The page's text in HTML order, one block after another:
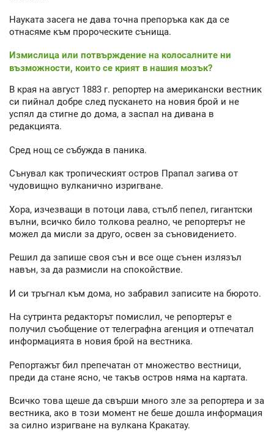
Науката засега не дава точна препоръка как да се
отнасяме към пророческите сънища.
Измислица или потвърждение на колосалните ни
възможности, които се крият в нашия мозък?
В края на август 1883 г. репортер на американски вестник
си пийнал добре след пускането на новия брой и не
успял да стигне до дома, а заспал на дивана в
редакцията.
Сред нощ се събужда в паника.
Сънувал как тропическият остров Прапал загива от
чудовищно вулканично изригване.
Хора, изчезващи в потоци лава, стълб пепел, гигантски
вълни, всичко било толкова реално, че репортерът не
можел да мисли за друго, освен за съновидението.
Решил да запише своя сън и все още сънен излязъл
навън, за да размисли на спокойствие.
И си тръгнал към дома, но забравил записите на бюрото.
На сутринта редакторът помислил, че репортерът е
получил съобщение от телеграфна агенция и отпечатал
информацията в новия брой на вестника.
Репортажът бил препечатан от множество вестници,
преди да стане ясно, че такъв остров няма на картата.
Всичко това щеше да свърши много зле за репортера и за
вестника, ако в този момент не беше дошла информация
за силно изригване на вулкана Кракатау.